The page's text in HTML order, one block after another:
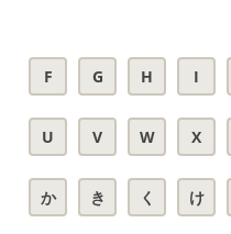
F G H I
U V W X
か き く け